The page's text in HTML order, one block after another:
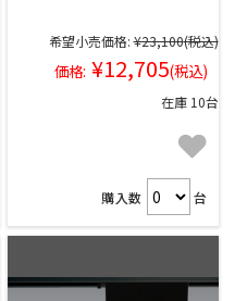
希望小売価格: ¥23,100(税込)
価格: ¥12,705(税込)
在庫 10台
購入数 台